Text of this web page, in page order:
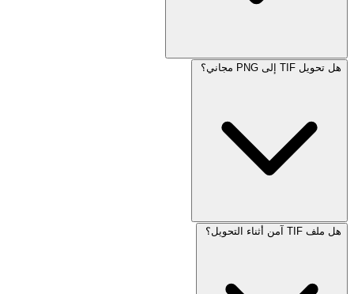
هل تحويل TIF إلى PNG مجاني؟
هل ملف TIF آمن أثناء التحويل؟